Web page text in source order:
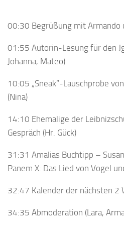
00:30 Begrüßung mit Armando
01:55 Autorin-Lesung für den
Johanna, Mateo)
10:05 „Sneak“-Lauschprobe
(Nina)
14:10 Ehemalige der
Gespräch (Hr. Gück)
31:31 Amalias Buchtipp –
Panem X: Das Lied von Vogel
32:47 Kalender der nächsten 2
34:35 Abmoderation (Lara,